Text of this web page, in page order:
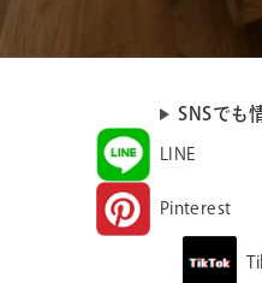
SNSでも
LINE
Pinterest